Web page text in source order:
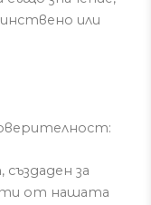
или
за
от нашата